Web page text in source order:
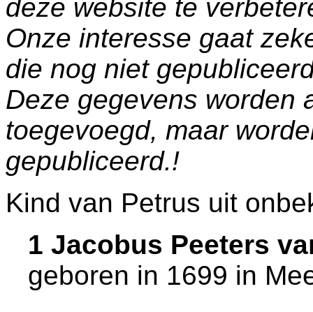
deze website te
Onze interesse gaat
die nog niet
Deze gegevens worden
toegevoegd, maar
gepubliceerd.!
Kind van Petrus uit
1 Jacobus Peeters
geboren in 1699 in